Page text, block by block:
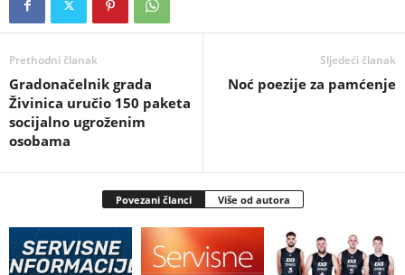
Prethodni članak
Gradonačelnik grada
Živinica uručio 150 paketa
socijalno ugroženim
osobama
Sljedeći članak
Noć poezije za pamćenje
Povezani članci Više od autora